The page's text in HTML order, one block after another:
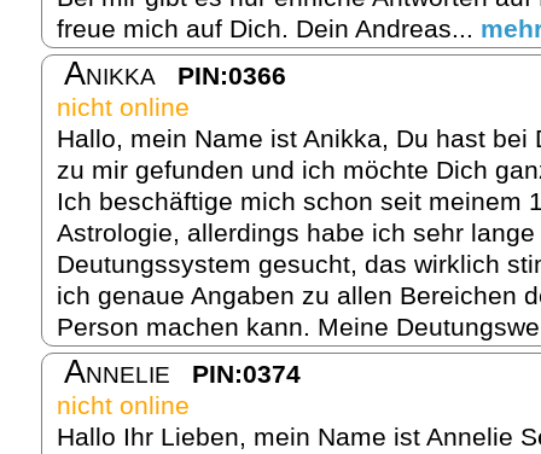
freue mich auf Dich. Dein Andreas...
Anikka
PIN:0366
nicht online
Hallo, mein Name ist Anikka, Du hast bei
zu mir gefunden und ich möchte Dich
Ich beschäftige mich schon seit meinem
Astrologie, allerdings habe ich sehr
Deutungssystem gesucht, das wirklich
ich genaue Angaben zu allen Bereichen
Person machen kann. Meine
Annelie
PIN:0374
nicht online
Hallo Ihr Lieben, mein Name ist Annelie